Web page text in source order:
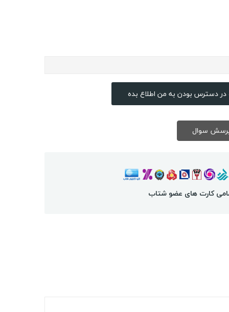
دسترس بودن به من اطلاع بده
کارت های عضو شتاب